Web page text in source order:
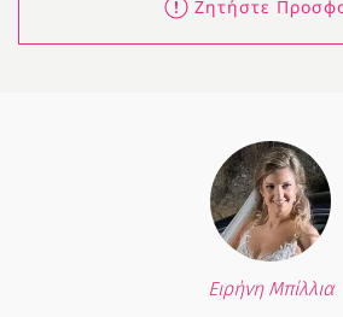
Ζητήστε
Ειρήνη Μπίλλια